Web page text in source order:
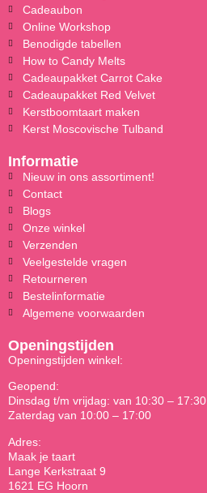
Cadeaubon
Online Workshop
Benodigde tabellen
How to Candy Melts
Cadeaupakket Carrot Cake
Cadeaupakket Red Velvet
Kerstboomtaart maken
Kerst Moscovische Tulband
Informatie
Nieuw in ons assortiment!
Contact
Blogs
Onze winkel
Verzenden
Veelgestelde vragen
Retourneren
Bestelinformatie
Algemene voorwaarden
Openingstijden
Openingstijden winkel:
Geopend:
Dinsdag t/m vrijdag: van 10:30 – 17:30
Zaterdag van 10:00 – 17:00
Adres:
Maak je taart
Lange Kerkstraat 9
1621 EG Hoorn